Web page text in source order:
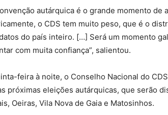
autárquica é o grande momento
o CDS tem muito peso, que é o
do país inteiro. […] Será um momento
com muita confiança”, salientou.
feira à noite, o Conselho Nacional do
próximas eleições autárquicas, que serão
Oeiras, Vila Nova de Gaia e Matosinhos.